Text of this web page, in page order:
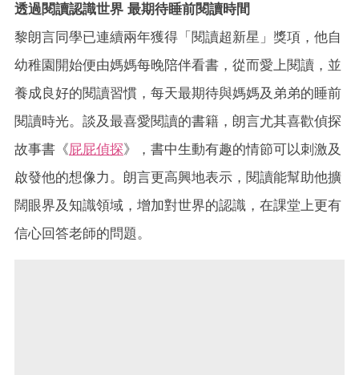
透過閱讀認識世界 最期待睡前閱讀時間
黎朗言同學已連續兩年獲得「閱讀超新星」獎項，他自
幼稚園開始便由媽媽每晚陪伴看書，從而愛上閱讀，並
養成良好的閱讀習慣，每天最期待與媽媽及弟弟的睡前
閱讀時光。談及最喜愛閱讀的書籍，朗言尤其喜歡偵探
故事書《屁屁偵探》，書中生動有趣的情節可以刺激及
啟發他的想像力。朗言更高興地表示，閱讀能幫助他擴
闊眼界及知識領域，增加對世界的認識，在課堂上更有
信心回答老師的問題。